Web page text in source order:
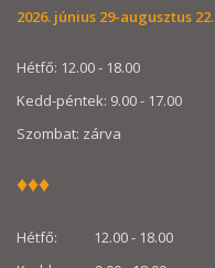
2026. június 29-augusztus 22.
Hétfő: 12.00 - 18.00
Kedd-péntek: 9.00 - 17.00
Szombat: zárva
♦♦♦
Hétfő: 12.00 - 18.00